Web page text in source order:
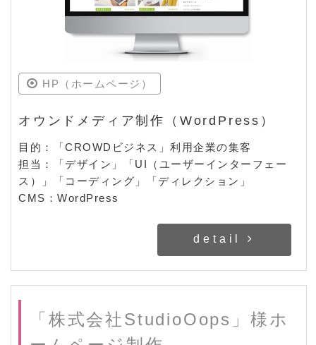
HP（ホームページ）
オウンドメディア制作（WordPress）
目的：「CROWDビジネス」利用企業の集客
担当：「デザイン」「UI（ユーザーインターフェー
ス）」「コーディング」「ディレクション」
CMS：WordPress
detail
「株式会社StudioOops」様ホ